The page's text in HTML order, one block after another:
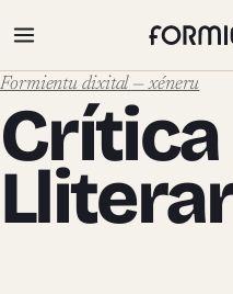
Formientu dixital — xéneru
Crítica